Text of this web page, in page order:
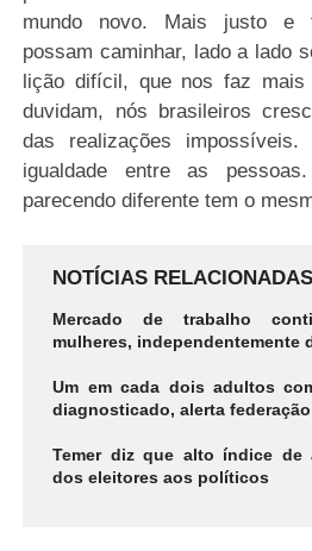
mundo novo. Mais justo e
possam caminhar, lado a lado
lição difícil, que nos faz mais
duvidam, nós brasileiros
das realizações
igualdade entre as
parecendo diferente tem o
NOTÍCIAS RELACIONADAS
Mercado de trabalho
mulheres, independentemente
Um em cada dois adultos
diagnosticado, alerta federação
Temer diz que alto índice de
dos eleitores aos políticos